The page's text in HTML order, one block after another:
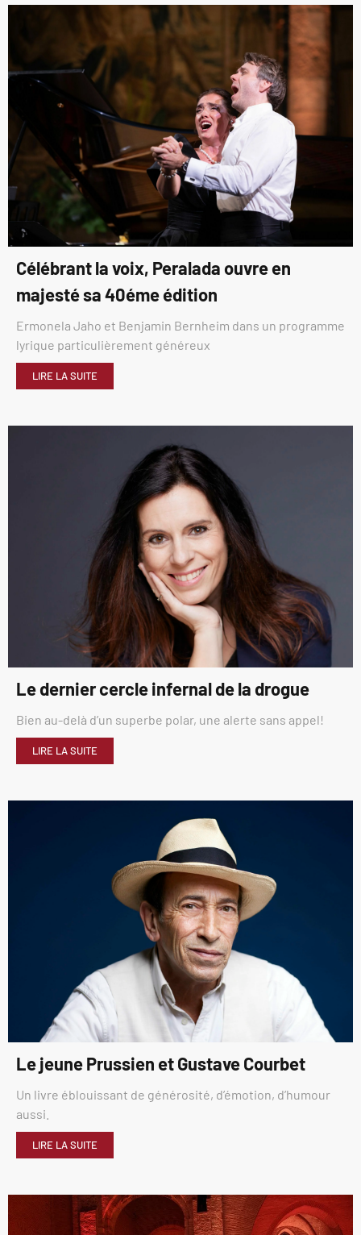
Célébrant la voix, Peralada ouvre en
majesté sa 40éme édition
Ermonela Jaho et Benjamin Bernheim dans un programme
lyrique particulièrement généreux
LIRE LA SUITE
Le dernier cercle infernal de la drogue
Bien au-delà d’un superbe polar, une alerte sans appel!
LIRE LA SUITE
Le jeune Prussien et Gustave Courbet
Un livre éblouissant de générosité, d’émotion, d’humour
aussi.
LIRE LA SUITE